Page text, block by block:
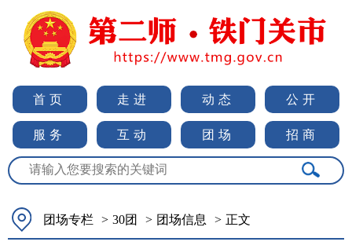
首页 走进 动态 公开
服务 互动 团场 招商
团场专栏 > 30团 > 团场信息 > 正文